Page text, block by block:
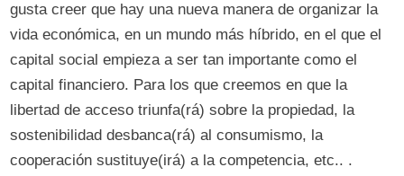
gusta creer que hay una nueva manera de organizar la
vida económica, en un mundo más híbrido, en el que el
capital social empieza a ser tan importante como el
capital financiero. Para los que creemos en que la
libertad de acceso triunfa(rá) sobre la propiedad, la
sostenibilidad desbanca(rá) al consumismo, la
cooperación sustituye(irá) a la competencia, etc.. .